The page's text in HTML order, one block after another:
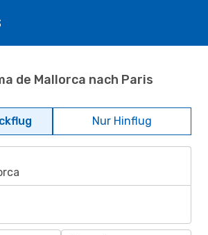
de Mallorca nach Paris
Nur Hinflug